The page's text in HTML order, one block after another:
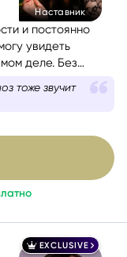
Наставник
и постоянно
увидеть
деле. Без
в сложных
более 1000
искусству
но и почему
которых
EXCLUSIVE